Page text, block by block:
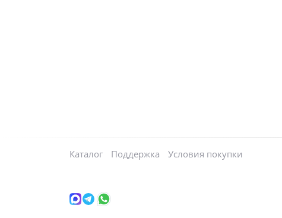
Каталог Поддержка
Условия покупки